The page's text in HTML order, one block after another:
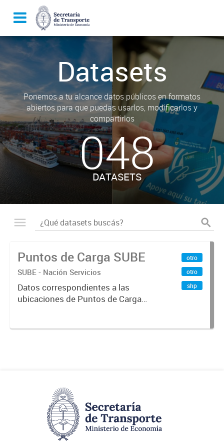
Datasets
Ponemos a tu alcance datos públicos en formatos
abiertos para que puedas usarlos, modificarlos y
compartirlos
048
DATASETS
Puntos de Carga SUBE
SUBE - Nación Servicios
Datos correspondientes a las
ubicaciones de Puntos de Carga
otro
otro
shp